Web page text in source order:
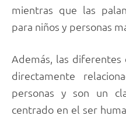
mientras que las
para niños y personas
Además, las diferentes
directamente
personas y son un
centrado en el ser